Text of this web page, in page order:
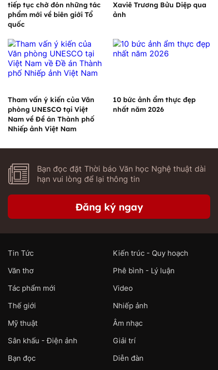
tiếp tục chờ đón những tác
phẩm mới về biên giới Tổ
quốc
Xaviê Trương Bửu Diệp qua
ảnh
Tham vấn ý kiến của Văn
phòng UNESCO tại Việt
Nam về Đề án Thành phố
Nhiếp ảnh Việt Nam
10 bức ảnh ẩm thực đẹp
nhất năm 2026
Bạn đọc đặt Thời báo Văn học Nghệ thuật dài
hạn vui lòng để lại thông tin
Đăng ký ngay
Tin Tức
Kiến trúc - Quy hoạch
Văn thơ
Phê bình - Lý luận
Tác phẩm mới
Video
Thế giới
Nhiếp ảnh
Mỹ thuật
Âm nhạc
Sân khấu - Điện ảnh
Giải trí
Bạn đọc
Diễn đàn